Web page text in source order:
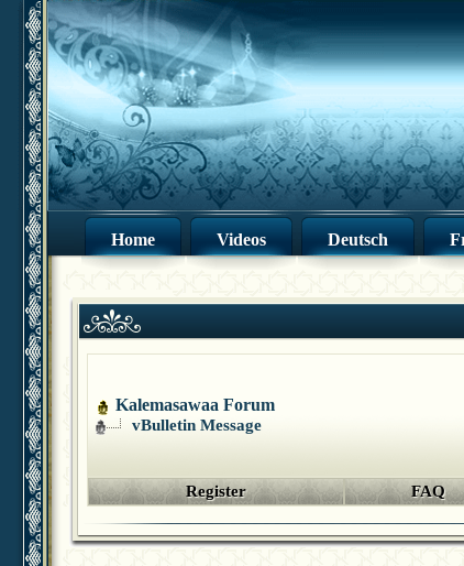
Home Videos Deutsch
Kalemasawaa Forum
vBulletin Message
Register FAQ